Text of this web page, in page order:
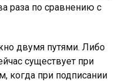
раза по сравнению с
двумя путями. Либо
существует при
когда при подписании